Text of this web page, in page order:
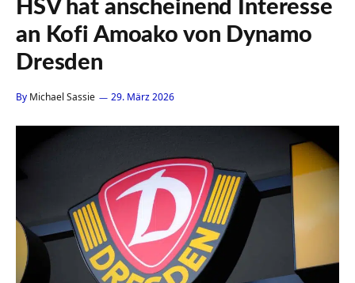
HSV hat anscheinend Interesse
an Kofi Amoako von Dynamo
Dresden
By Michael Sassie 29. März 2026